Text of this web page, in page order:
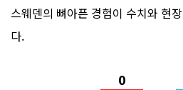
스웨덴의 뼈아픈 경험이 수치와 현
다.
0